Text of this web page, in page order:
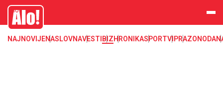
Novac, dinar, evro, dolar, kurs, kursna lista, nbs, narodna banka srbije
Alo
NAJNOVIJENASLOVNAVESTI BIZHRONIKASPORTVIPRAZONODA